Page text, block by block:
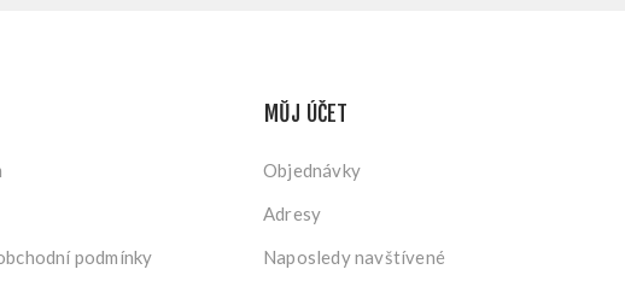
podmínky
MŮJ ÚČET
Objednávky
Adresy
Naposledy navštívené